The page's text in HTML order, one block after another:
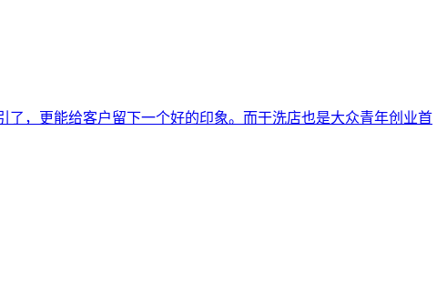
，更能给客户留下一个好的印象。而干洗店也是大众青年创业首